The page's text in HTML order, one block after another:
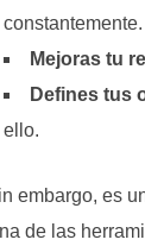
constantemente.
Mejoras tu
Defines tus
ello.
embargo, es
de las